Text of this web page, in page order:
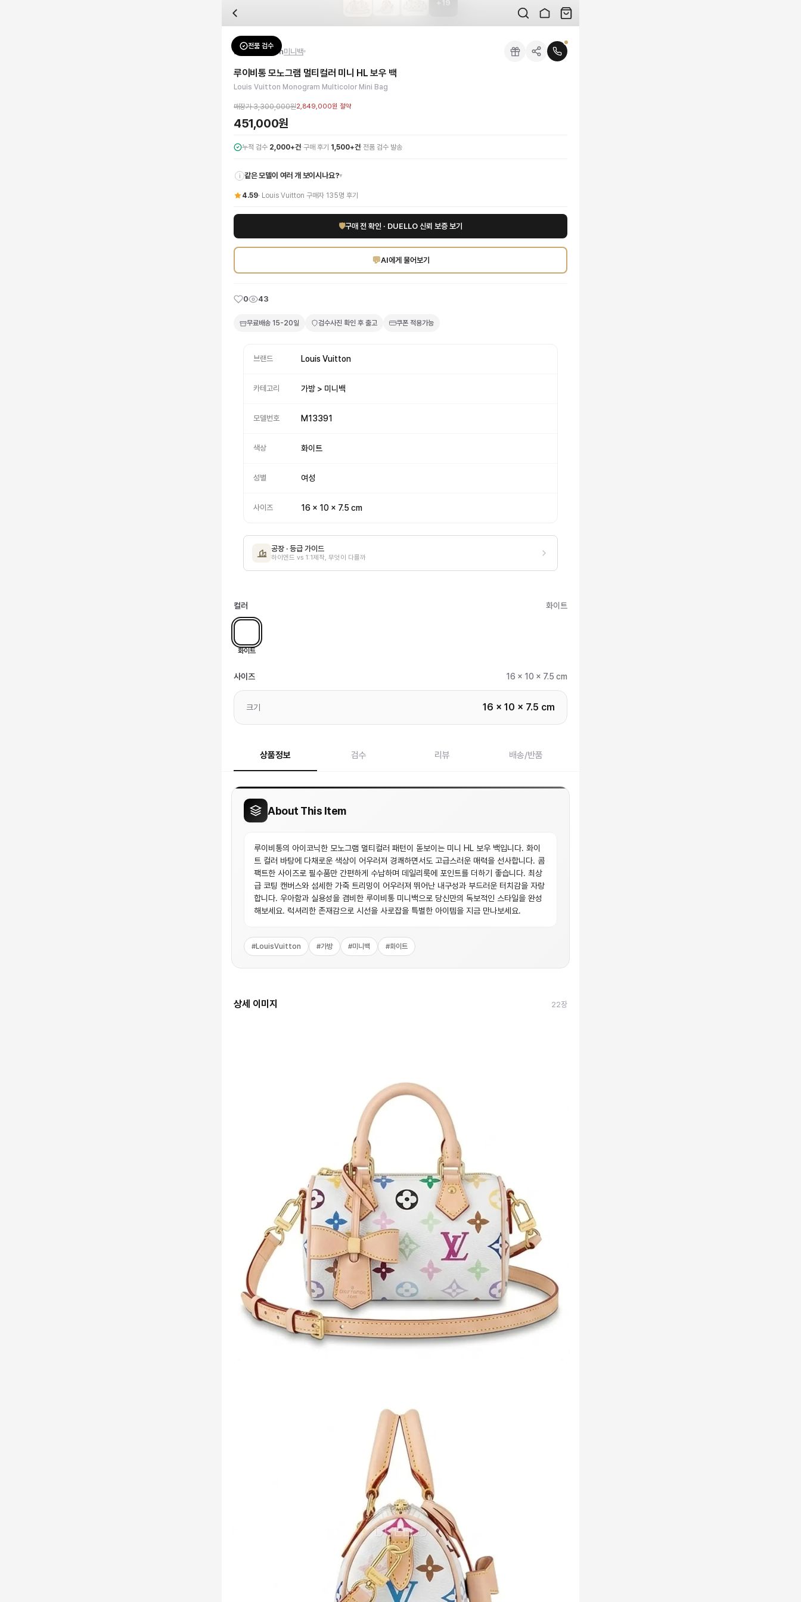
전문 스태프가 실물 상품을 직접 확인한 후 검수 사진을 제공합니다. 가죽 재질, 로고 각인, 스티치 간격, 하드웨어 색상, 내부 마감을 확인하며, 상품당 평균 4~8장의 검수 사진을 받아보실 수 있습니다.
수령 후 7일 이내 신청하시면 상품 하자, 사이즈 불일치, 고객 변심 모두 교환·반품이 가능합니다. 고객 변심 시 반품 배송비는 고객 부담이며, 상품 하자 시에는 무료입니다.
네, 쿠폰과 적립금을 결제 시 함께 사용하실 수 있습니다. 적립금은 1,000원 이상부터 사용 가능합니다.
루이비통의 아이코닉한 모노그램 멀티컬러 패턴이 돋보이는 미니 HL 보우 백입니다. 화이트 컬러 바탕에 다채로운 색상이 어우러져 경쾌하면서도 고급스러운 매력을 선사합니다. 콤팩트한 사이즈로 필수품만 간편하게 수납하며 데일리룩에 포인
을 DUELLO에서 만나보세요. 고퀄리티 하이엔드 인증 상품. 무료배송.
+ 19
전품 검수
Louis Vuitton미니백
루이비통 모노그램 멀티컬러 미니 HL 보우 백
Louis Vuitton Monogram Multicolor Mini Bag
매장가3,300,000원2,849,000원 절약
451,000원
누적 검수 2,000+건·구매 후기 1,500+건· 전품 검수 발송
i 같은 모델이 여러 개 보이시나요?▾
4.59· Louis Vuitton 구매자 135명 후기
🛡구매 전 확인 · DUELLO 신뢰 보증 보기
💬AI에게 물어보기
0 43
무료배송 15-20일 검수사진 확인 후 출고 쿠폰 적용가능
브랜드 Louis Vuitton
카테고리 가방 > 미니백
모델번호 M13391
색상 화이트
성별 여성
사이즈 16 x 10 x 7.5 cm
공장 · 등급 가이드
하이엔드 vs 1:1제작, 무엇이 다를까
컬러 화이트
화이트
사이즈 16 x 10 x 7.5 cm
크기 16 x 10 x 7.5 cm
상품정보 검수 리뷰 배송/반품
About This Item
루이비통의 아이코닉한 모노그램 멀티컬러 패턴이 돋보이는 미니 HL 보우 백입니다. 화이
트 컬러 바탕에 다채로운 색상이 어우러져 경쾌하면서도 고급스러운 매력을 선사합니다. 콤
팩트한 사이즈로 필수품만 간편하게 수납하며 데일리룩에 포인트를 더하기 좋습니다. 최상
급 코팅 캔버스와 섬세한 가죽 트리밍이 어우러져 뛰어난 내구성과 부드러운 터치감을 자랑
합니다. 우아함과 실용성을 겸비한 루이비통 미니백으로 당신만의 독보적인 스타일을 완성
해보세요. 럭셔리한 존재감으로 시선을 사로잡을 특별한 아이템을 지금 만나보세요.
#LouisVuitton #가방 #미니백 #화이트
상세 이미지 22장